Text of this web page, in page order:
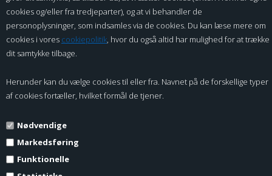
cookies og/eller fra tredjeparter), og at vi behandler de
personoplysninger, som indsamles via de cookies. Du kan læse mere om
cookies i vores cookiepolitik, hvor du også altid har mulighed for at trække
dit samtykke tilbage.
Herunder kan du vælge cookies til eller fra. Navnet på de forskellige typer
af cookies fortæller, hvilket formål de tjener.
Nødvendige
Markedsføring
Funktionelle
Fortrydelses Formular
BETALING
In terms of sustainability and respect for the
The island Aeroe won the 2020 EU price for the
most responsible green energy island.